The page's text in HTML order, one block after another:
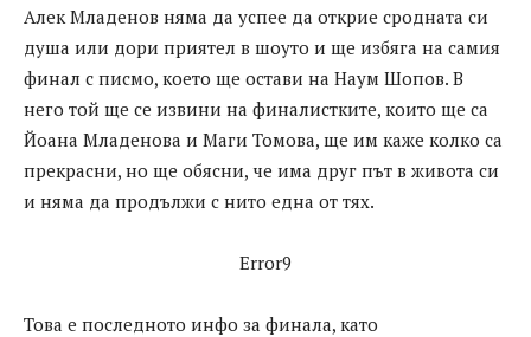
Алек Младенов няма да успее да открие сродната си
душа или дори приятел в шоуто и ще избяга на самия
финал с писмо, което ще остави на Наум Шопов. В
него той ще се извини на финалистките, които ще са
Йоана Младенова и Маги Томова, ще им каже колко са
прекрасни, но ще обясни, че има друг път в живота си
и няма да продължи с нито една от тях.
Error9
Това е последното инфо за финала, като